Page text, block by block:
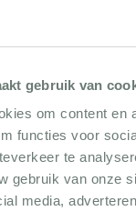
gebruik van
om content en
functies voor
te
gebruik van onze
media,
und auch in
sich drei